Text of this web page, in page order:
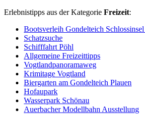
Erlebnistipps aus der Kategorie Freizeit:
Bootsverleih Gondelteich
Schatzsuche
Schifffahrt Pöhl
Allgemeine Freizeittipps
Vogtlandpanoramaweg
Krimitage Vogtland
Biergarten am Gondelteich Plauen
Hofaupark
Wasserpark Schönau
Auerbacher Modellbahn Ausstellung